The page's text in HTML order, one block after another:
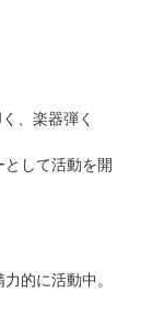
、楽器弾く
して活動を開
的に活動中。